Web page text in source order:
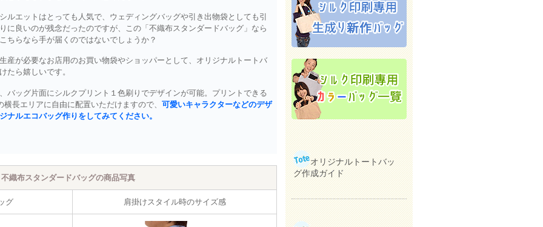
ルエットはとっても人気で、ウェディングバッグや引き出物袋としても引
良いのが残念だったのですが、この「不織布スタンダードバッグ」なら
ちらなら手が届くのではないでしょうか？
産が必要なお店用のお買い物袋やショッパーとして、オリジナルトートバ
たら嬉しいです。
バッグ片面にシルクプリント１色刷りでデザインが可能。プリントできる
長エリアに自由に配置いただけますので、 可愛いキャラクターなどのデザ
ナルエコバッグ作りをしてみてください。
不織布スタンダードバッグの商品写真
グ 肩掛けスタイル時のサイズ感
オリジナルトートバッ
グ作成ガイド